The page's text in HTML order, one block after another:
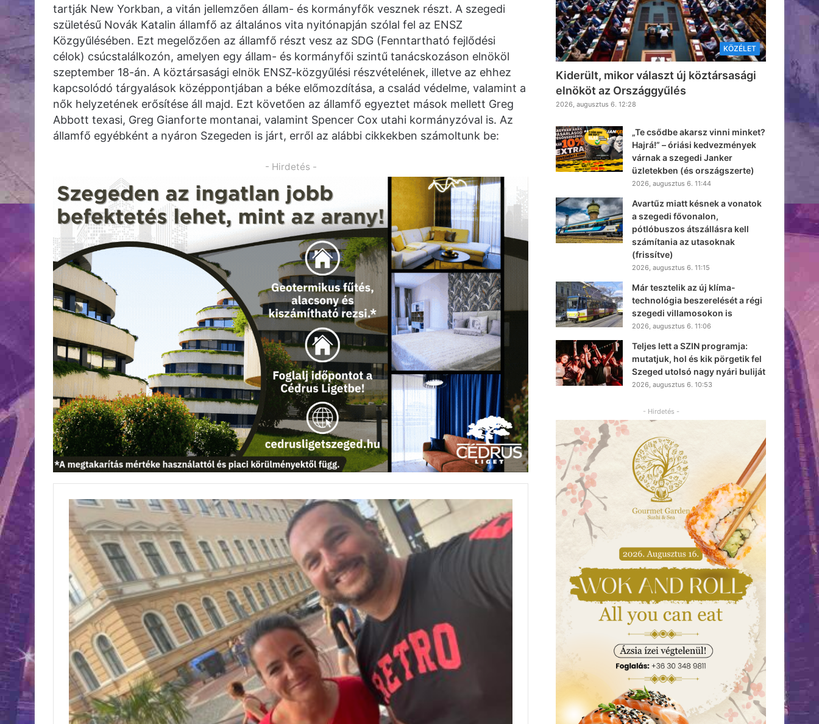
tartják New Yorkban, a vitán jellemzően állam- és kormányfők vesznek részt. A szegedi
születésű Novák Katalin államfő az általános vita nyitónapján szólal fel az ENSZ
Közgyűlésében. Ezt megelőzően az államfő részt vesz az SDG (Fenntartható fejlődési
célok) csúcstalálkozón, amelyen egy állam- és kormányfői szintű tanácskozáson elnököl
szeptember 18-án. A köztársasági elnök ENSZ-közgyűlési részvételének, illetve az ehhez
kapcsolódó tárgyalások középpontjában a béke előmozdítása, a család védelme, valamint a
nők helyzetének erősítése áll majd. Ezt követően az államfő egyeztet mások mellett Greg
Abbott texasi, Greg Gianforte montanai, valamint Spencer Cox utahi kormányzóval is. Az
államfő egyébként a nyáron Szegeden is járt, erről az alábbi cikkekben számoltunk be:
- Hirdetés -
KÖZÉLET
Kiderült, mikor választ új köztársasági
elnököt az Országgyűlés
2026, augusztus 6. 12:28
„Te csődbe akarsz vinni minket?
Hajrá!” – óriási kedvezmények
várnak a szegedi Janker
üzletekben (és országszerte)
2026, augusztus 6. 11:44
Avartűz miatt késnek a vonatok
a szegedi fővonalon,
pótlóbuszos átszállásra kell
számítania az utasoknak
(frissítve)
2026, augusztus 6. 11:15
Már tesztelik az új klíma-
technológia beszerelését a régi
szegedi villamosokon is
2026, augusztus 6. 11:06
Teljes lett a SZIN programja:
mutatjuk, hol és kik pörgetik fel
Szeged utolsó nagy nyári buliját
2026, augusztus 6. 10:53
- Hirdetés -